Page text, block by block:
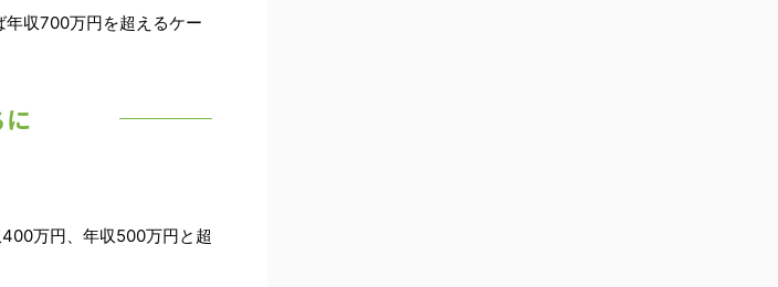
収700万円を超えるケー
万円、年収500万円と超